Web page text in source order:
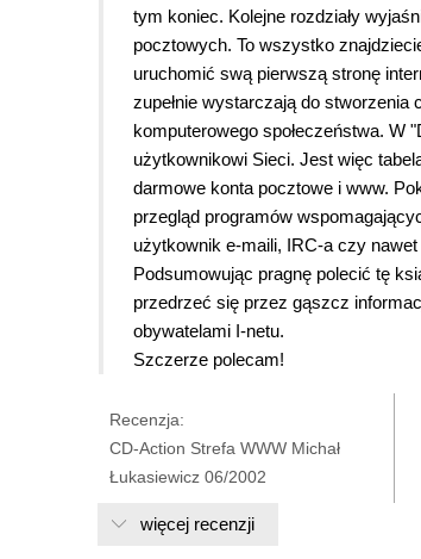
tym koniec. Kolejne rozdziały
pocztowych. To wszystko
uruchomić swą pierwszą stronę
zupełnie wystarczają do stworzenia
komputerowego społeczeństwa. W
użytkownikowi Sieci. Jest więc
darmowe konta pocztowe i www.
przegląd programów
użytkownik e-maili, IRC-a czy
Podsumowując pragnę polecić tę
przedrzeć się przez gąszcz
obywatelami I-netu.
Szczerze polecam!
Recenzja:
CD-Action Strefa WWW Michał
Łukasiewicz 06/2002
więcej recenzji